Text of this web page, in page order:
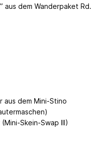
aus dem Wanderpaket Rd.
aus dem Mini-Stino
Skein-Swap III)